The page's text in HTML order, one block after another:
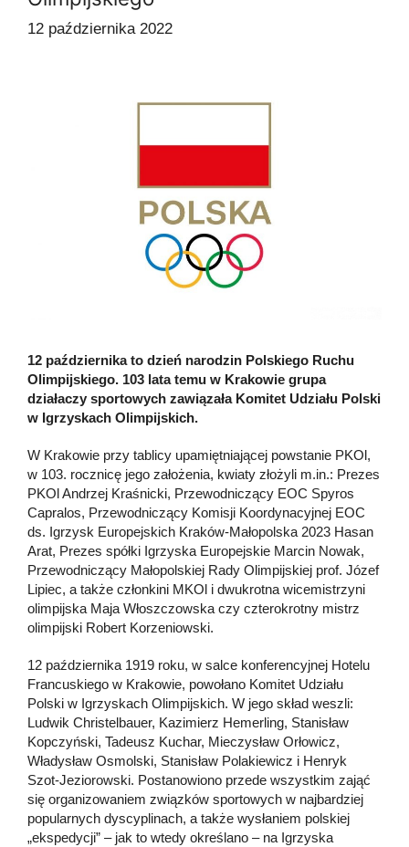
12 października 2022
12 października to dzień narodzin Polskiego Ruchu
Olimpijskiego. 103 lata temu w Krakowie grupa
działaczy sportowych zawiązała Komitet Udziału Polski
w Igrzyskach Olimpijskich.
W Krakowie przy tablicy upamiętniającej powstanie PKOl,
w 103. rocznicę jego założenia, kwiaty złożyli m.in.: Prezes
PKOl Andrzej Kraśnicki, Przewodniczący EOC Spyros
Capralos, Przewodniczący Komisji Koordynacyjnej EOC
ds. Igrzysk Europejskich Kraków-Małopolska 2023 Hasan
Arat, Prezes spółki Igrzyska Europejskie Marcin Nowak,
Przewodniczący Małopolskiej Rady Olimpijskiej prof. Józef
Lipiec, a także członkini MKOl i dwukrotna wicemistrzyni
olimpijska Maja Włoszczowska czy czterokrotny mistrz
olimpijski Robert Korzeniowski.
12 października 1919 roku, w salce konferencyjnej Hotelu
Francuskiego w Krakowie, powołano Komitet Udziału
Polski w Igrzyskach Olimpijskich. W jego skład weszli:
Ludwik Christelbauer, Kazimierz Hemerling, Stanisław
Kopczyński, Tadeusz Kuchar, Mieczysław Orłowicz,
Władysław Osmolski, Stanisław Polakiewicz i Henryk
Szot-Jeziorowski. Postanowiono przede wszystkim zająć
się organizowaniem związków sportowych w najbardziej
popularnych dyscyplinach, a także wysłaniem polskiej
„ekspedycji” – jak to wtedy określano – na Igrzyska